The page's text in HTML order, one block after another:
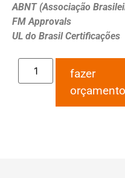
ABNT (Associação
FM Approvals
UL do Brasil Certificações
fazer
orçamento